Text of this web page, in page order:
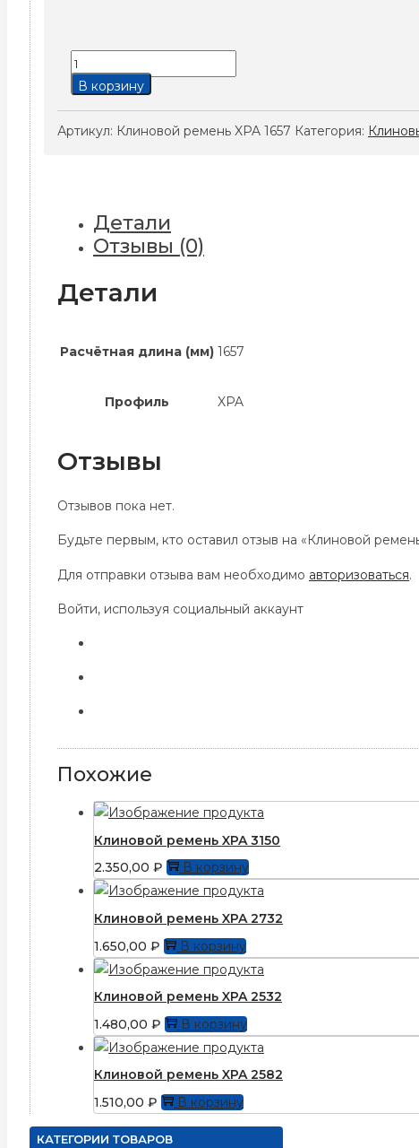
Количество
товара
ремень
В корзину
Артикул: Клиновой ремень XPA 1657 Категория:
Детали
Отзывы (0)
Детали
Расчётная длина (мм) 1657
Профиль XPA
Отзывы
Отзывов пока нет.
Будьте первым, кто оставил отзыв на «Клиновой
Для отправки отзыва вам необходимо авторизоваться.
Войти, используя социальный аккаунт
Похожие
Клиновой ремень XPA 3150
2.350,00 ₽ В корзину
Клиновой ремень XPA 2732
1.650,00 ₽ В корзину
Клиновой ремень XPA 2532
1.480,00 ₽ В корзину
Клиновой ремень XPA 2582
1.510,00 ₽ В корзину
КАТЕГОРИИ ТОВАРОВ